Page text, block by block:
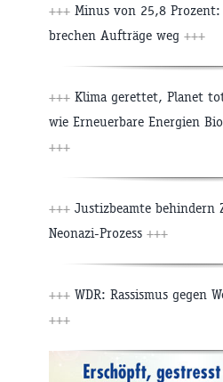
+++ Minus von 25,8
brechen Aufträge weg +++
+++ Klima gerettet, Planet
wie Erneuerbare Energien
+++
+++ Justizbeamte behindern
Neonazi-Prozess +++
+++ WDR: Rassismus gegen
+++